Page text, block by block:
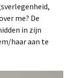
me? De
in zijn
haar aan te